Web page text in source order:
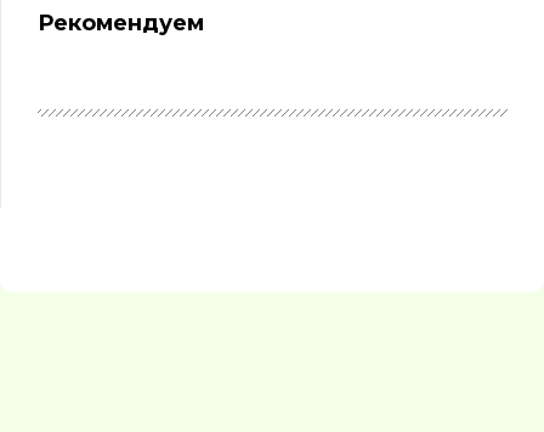
Рекомендуем